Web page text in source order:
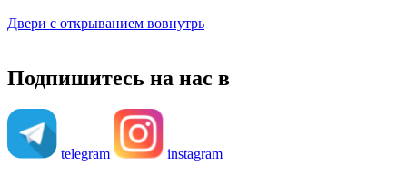
Двери с открыванием вовнутрь
Подпишитесь на нас в
telegram
instagram